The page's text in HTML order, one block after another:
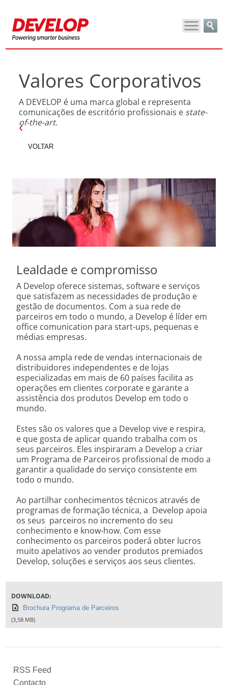
Valores Corporativos
A DEVELOP é uma marca global e representa
comunicações de escritório profissionais e state-
of-the-art.
VOLTAR
Lealdade e compromisso
A Develop oferece sistemas, software e serviços
que satisfazem as necessidades de produção e
gestão de documentos. Com a sua rede de
parceiros em todo o mundo, a Develop é líder em
office comunication para start-ups, pequenas e
médias empresas.
A nossa ampla rede de vendas internacionais de
distribuidores independentes e de lojas
especializadas em mais de 60 países facilita as
operações em clientes corporate e garante a
assistência dos produtos Develop em todo o
mundo.
Estes são os valores que a Develop vive e respira,
e que gosta de aplicar quando trabalha com os
seus parceiros. Eles inspiraram a Develop a criar
um Programa de Parceiros profissional de modo a
garantir a qualidade do serviço consistente em
todo o mundo.
Ao partilhar conhecimentos técnicos através de
programas de formação técnica, a Develop apoia
os seus parceiros no incremento do seu
conhecimento e know-how. Com esse
conhecimento os parceiros poderá obter lucros
muito apelativos ao vender produtos premiados
Develop, soluções e serviços aos seus clientes.
DOWNLOAD:
Brochura Programa de Parceiros
(3,58 MB)
RSS Feed
Contacto